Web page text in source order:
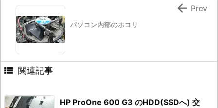
パソコン内部のホコリ
 Prev
 関連記事
HP ProOne 600 G3 のHDD(SSDへ) 交